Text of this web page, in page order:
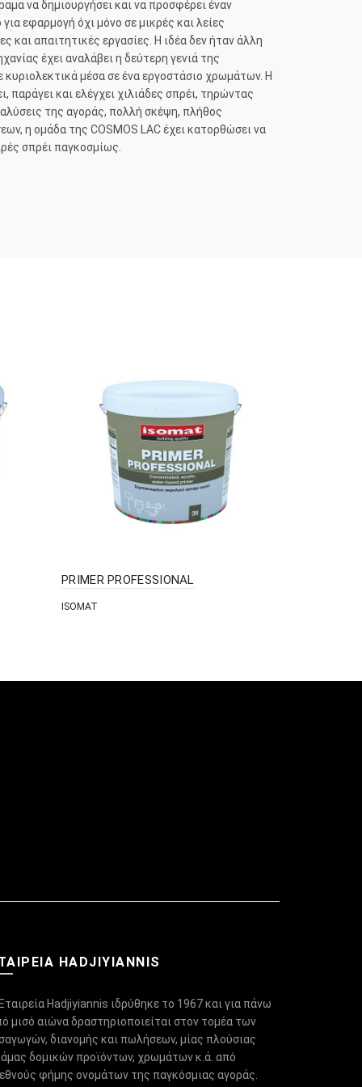
να δημιουργήσει και να προσφέρει έναν
εφαρμογή όχι μόνο σε μικρές και λείες
και απαιτητικές εργασίες. Η ιδέα δεν ήταν άλλη
έχει αναλάβει η δεύτερη γενιά της
μέσα σε ένα εργοστάσιο χρωμάτων. Η
παράγει και ελέγχει χιλιάδες σπρέι, τηρώντας
της αγοράς, πολλή σκέψη, πλήθος
η ομάδα της COSMOS LAC έχει κατορθώσει να
σπρέι παγκοσμίως.
PRIMER PROFESSIONAL
ISOMAT
HADJIYIANNIS
Hadjiyiannis ιδρύθηκε το 1967 και για πάνω
μισό αιώνα δραστηριοποιείται στον τομέα των
διανομής και πωλήσεων, μίας πλούσιας
δομικών προϊόντων, χρωμάτων κ.ά. από
φήμης ονομάτων της παγκόσμιας αγοράς.